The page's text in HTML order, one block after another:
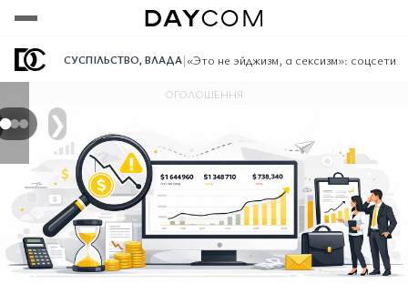
СУСПІЛЬСТВО, ВЛАДА|«Это не эйджизм, а сексизм»:
❯
ОГОЛОШЕННЯ